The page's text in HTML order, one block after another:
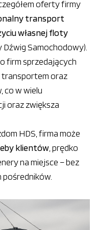
oferty firmy
transport
własnej floty
Dźwig Samochodowy).
firm sprzedających
transportem oraz
co w wielu
oraz zwiększa
HDS, firma może
klientów , prędko
na miejsce – bez